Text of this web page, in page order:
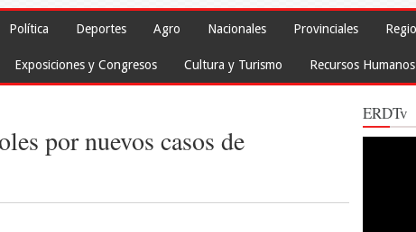
Política Deportes Agro Nacionales Provinciales
Exposiciones y Congresos Cultura y Turismo Recursos Humanos
por nuevos casos de
ERDTv